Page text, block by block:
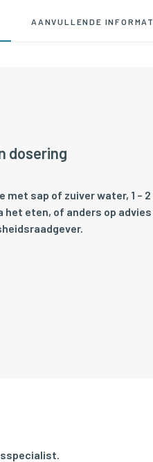
AANVULLENDE
dosering
met sap of zuiver water, 1 – 2
het eten, of anders op advies